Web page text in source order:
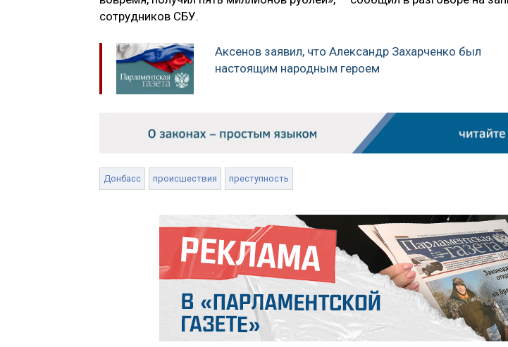
сотрудников СБУ.
Аксенов заявил, что Александр Захарченко был
настоящим народным героем
Донбасс происшествия преступность